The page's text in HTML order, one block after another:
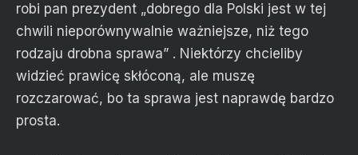
robi pan prezydent „dobrego dla Polski jest w tej
chwili nieporównywalnie ważniejsze, niż tego
rodzaju drobna sprawa” . Niektórzy chcieliby
widzieć prawicę skłóconą, ale muszę
rozczarować, bo ta sprawa jest naprawdę bardzo
prosta.